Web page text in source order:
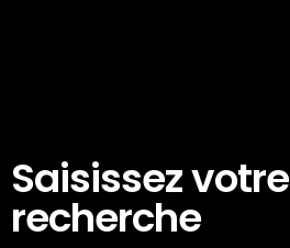
Saisissez votre
recherche